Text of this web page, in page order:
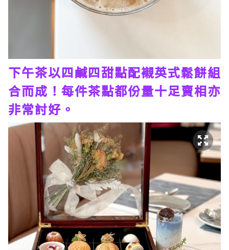
下午茶以四鹹四甜點配襯英式鬆餅組
合而成！每件茶點都份量十足賣相亦
非常討好。